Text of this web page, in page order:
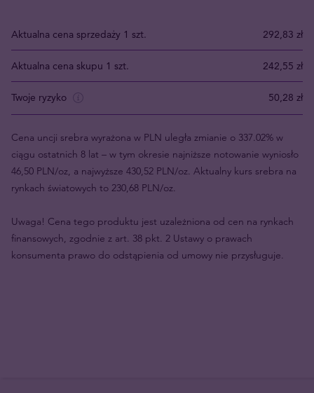
Aktualna cena sprzedaży 1 szt. 292,83 zł
Aktualna cena skupu 1 szt. 242,55 zł
Twoje ryzyko 50,28 zł
Cena uncji srebra wyrażona w PLN uległa zmianie o 337.02% w
ciągu ostatnich 8 lat – w tym okresie najniższe notowanie wyniosło
46,50 PLN/oz, a najwyższe 430,52 PLN/oz. Aktualny kurs srebra na
rynkach światowych to 230,68 PLN/oz.
Uwaga! Cena tego produktu jest uzależniona od cen na rynkach
finansowych, zgodnie z art. 38 pkt. 2 Ustawy o prawach
konsumenta prawo do odstąpienia od umowy nie przysługuje.